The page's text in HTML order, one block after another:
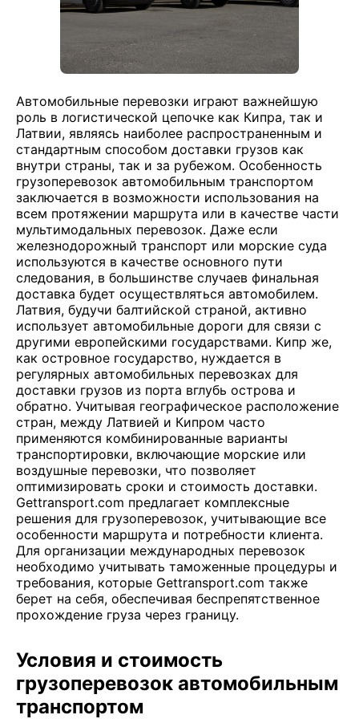
Автомобильные перевозки играют важнейшую
роль в логистической цепочке как Кипра, так и
Латвии, являясь наиболее распространенным и
стандартным способом доставки грузов как
внутри страны, так и за рубежом. Особенность
грузоперевозок автомобильным транспортом
заключается в возможности использования на
всем протяжении маршрута или в качестве части
мультимодальных перевозок. Даже если
железнодорожный транспорт или морские суда
используются в качестве основного пути
следования, в большинстве случаев финальная
доставка будет осуществляться автомобилем.
Латвия, будучи балтийской страной, активно
использует автомобильные дороги для связи с
другими европейскими государствами. Кипр же,
как островное государство, нуждается в
регулярных автомобильных перевозках для
доставки грузов из порта вглубь острова и
обратно. Учитывая географическое расположение
стран, между Латвией и Кипром часто
применяются комбинированные варианты
транспортировки, включающие морские или
воздушные перевозки, что позволяет
оптимизировать сроки и стоимость доставки.
Gettransport.com предлагает комплексные
решения для грузоперевозок, учитывающие все
особенности маршрута и потребности клиента.
Для организации международных перевозок
необходимо учитывать таможенные процедуры и
требования, которые Gettransport.com также
берет на себя, обеспечивая беспрепятственное
прохождение груза через границу.
Условия и стоимость
грузоперевозок автомобильным
транспортом